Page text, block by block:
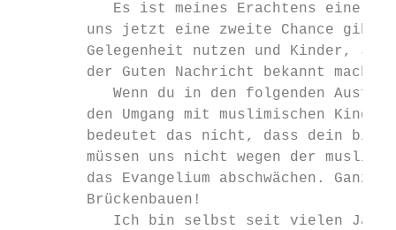
Es ist meines Erachtens eine
uns jetzt eine zweite Chance
Gelegenheit nutzen und Kinder,
        der Guten Nachricht bekannt machen!
Wenn du in den folgenden
den Umgang mit muslimischen
bedeutet das nicht, dass dein
müssen uns nicht wegen der
das Evangelium abschwächen. Ganz
        Brückenbauen!
Ich bin selbst seit vielen